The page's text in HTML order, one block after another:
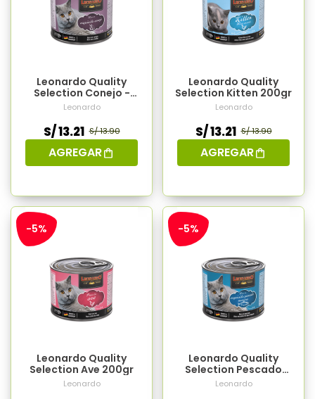
Leonardo Quality
Selection Conejo -
200gr
Leonardo
S/ 13.90
S/ 13.21
AGREGAR
Leonardo Quality
Selection Kitten 200gr
Leonardo
S/ 13.90
S/ 13.21
AGREGAR
-5%
Leonardo Quality
Selection Ave 200gr
Leonardo
-5%
Leonardo Quality
Selection Pescado
200gr
Leonardo